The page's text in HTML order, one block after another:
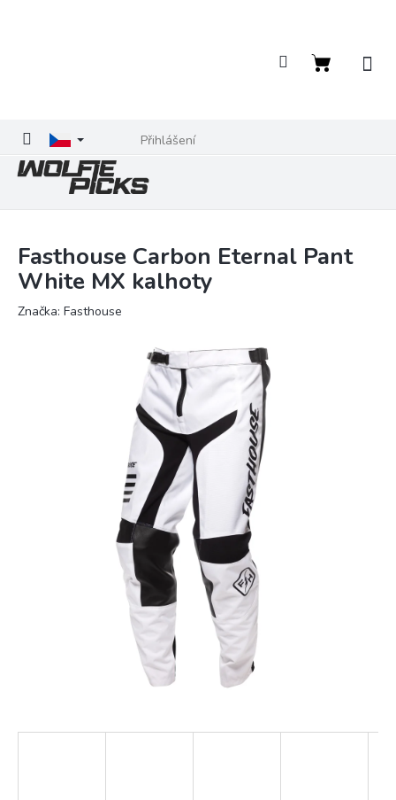
Přihlášení
Nákupní
Fasthouse Carbon Eternal Pant
White MX kalhoty
Značka: Fasthouse